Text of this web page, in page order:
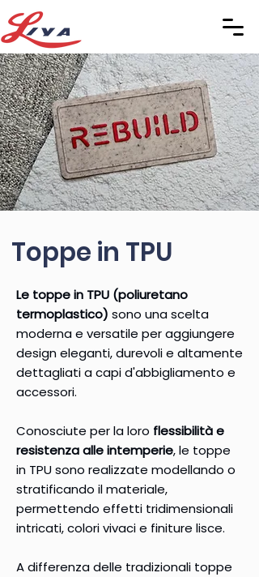
Toppe in TPU
Le toppe in TPU (poliuretano
termoplastico) sono una scelta
moderna e versatile per aggiungere
design eleganti, durevoli e altamente
dettagliati a capi d'abbigliamento e
accessori.
Conosciute per la loro flessibilità e
resistenza alle intemperie, le toppe
in TPU sono realizzate modellando o
stratificando il materiale,
permettendo effetti tridimensionali
intricati, colori vivaci e finiture lisce.
A differenza delle tradizionali toppe